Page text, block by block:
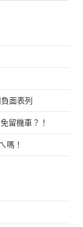
面表列
留機車？！
嗎！